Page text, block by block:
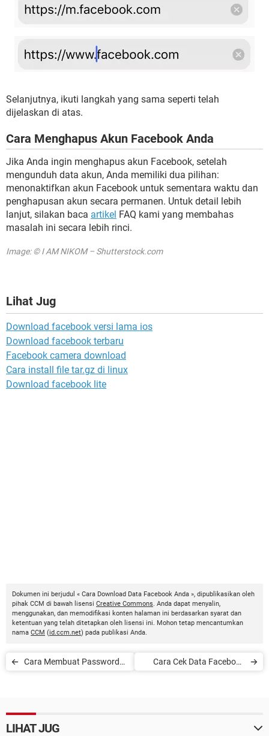
Selanjutnya, ikuti langkah yang sama seperti telah
dijelaskan di atas.
Cara Menghapus Akun Facebook Anda
Jika Anda ingin menghapus akun Facebook, setelah
mengunduh data akun, Anda memiliki dua pilihan:
menonaktifkan akun Facebook untuk sementara waktu dan
penghapusan akun secara permanen. Untuk detail lebih
lanjut, silakan baca artikel FAQ kami yang membahas
masalah ini secara lebih rinci.
Image: © I AM NIKOM – Shutterstock.com
Lihat Jug
Download facebook versi lama ios
Download facebook terbaru
Facebook camera download
Cara install file tar.gz di linux
Download facebook lite
Dokumen ini berjudul « Cara Download Data Facebook Anda », dipublikasikan oleh
pihak CCM di bawah lisensi Creative Commons. Anda dapat menyalin,
menggunakan, dan memodifikasi konten halaman ini berdasarkan syarat dan
ketentuan yang telah ditetapkan oleh lisensi ini. Mohon tetap mencantumkan
nama CCM (id.ccm.net) pada publikasi Anda.
Cara Membuat Password
Cara Cek Data Facebook
LIHAT JUG